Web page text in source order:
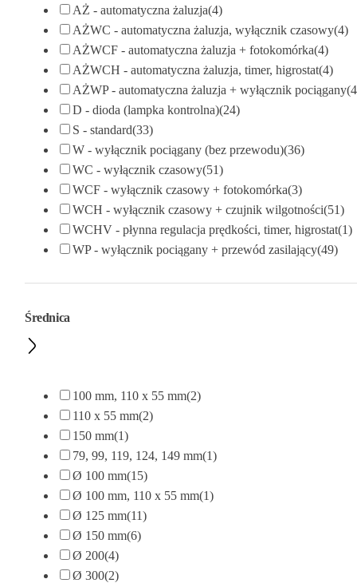
AŻ - automatyczna żaluzja(4)
AŻWC - automatyczna żaluzja, wyłącznik czasowy(4)
AŻWCF - automatyczna żaluzja + fotokomórka(4)
AŻWCH - automatyczna żaluzja, timer, higrostat(4)
AŻWP - automatyczna żaluzja + wyłącznik pociągany
D - dioda (lampka kontrolna)(24)
S - standard(33)
W - wyłącznik pociągany (bez przewodu)(36)
WC - wyłącznik czasowy(51)
WCF - wyłącznik czasowy + fotokomórka(3)
WCH - wyłącznik czasowy + czujnik wilgotności(51)
WCHV - płynna regulacja prędkości, timer, higrostat(1)
WP - wyłącznik pociągany + przewód zasilający(49)
Średnica
100 mm, 110 x 55 mm(2)
110 x 55 mm(2)
150 mm(1)
79, 99, 119, 124, 149 mm(1)
Ø 100 mm(15)
Ø 100 mm, 110 x 55 mm(1)
Ø 125 mm(11)
Ø 150 mm(6)
Ø 200(4)
Ø 300(2)